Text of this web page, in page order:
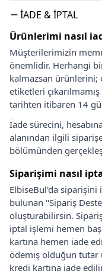
İADE & İPTAL
Ürünlerimi nasıl
Müşterilerimizin
önemlidir. Herhangi
kalmazsan ürünlerini;
etiketleri
tarihten itibaren 14
İade sürecini,
alanından ilgili
bölümünden
Siparişimi nasıl
ElbiseBul'da siparişini
bulunan "Sipariş
oluşturabilirsin.
iptal işlemi hemen
kartına hemen iade
ödemiş olduğun tutar
kredi kartına iade